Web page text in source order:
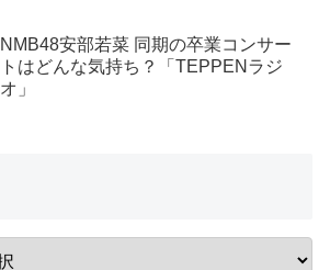
NMB48安部若菜 同期の卒業コンサー
トはどんな気持ち？「TEPPENラジ
オ」